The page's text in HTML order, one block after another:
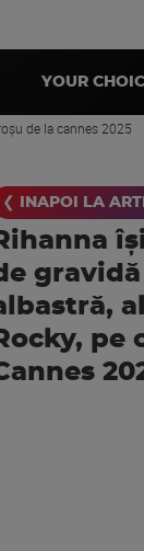
YOUR
de la cannes 2025
❮ INAPOI LA
pe